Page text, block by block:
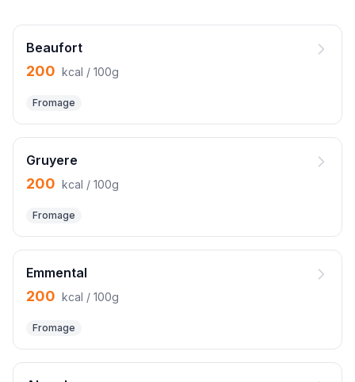
Beaufort
200 kcal / 100g
Fromage
Gruyere
200 kcal / 100g
Fromage
Emmental
200 kcal / 100g
Fromage